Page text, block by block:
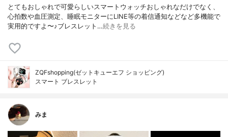
とてもおしゃれで可愛らしいスマートウォッチおしゃれなだけでなく、
心拍数や血圧測定、睡眠モニターにLINE等の着信通知などなど多機能で
実用的ですよ〜♪ブレスレット…続きを見る
ZQFshopping(ゼットキューエフ ショッピング)
スマート ブレスレット
みま